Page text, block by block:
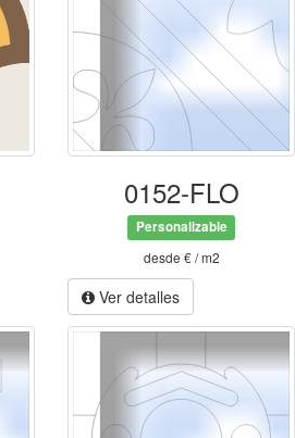
0152-FLO
Personalizable
desde € / m2
Ver detalles